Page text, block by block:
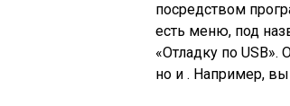
посредством
есть меню, под
«Отладку по
но и . Например,